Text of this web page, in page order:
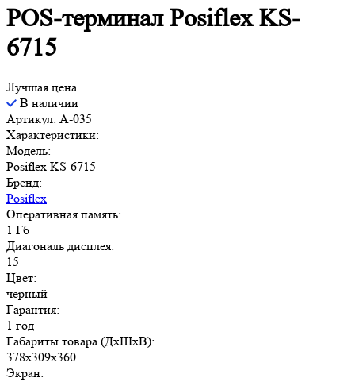
POS-терминал Posiflex KS-
6715
Лучшая цена
В наличии
Артикул: A-035
Характеристики:
Модель:
Posiflex KS-6715
Бренд:
Posiflex
Оперативная память:
1 Гб
Диагональ дисплея:
15
Цвет:
черный
Гарантия:
1 год
Габариты товара (ДxШxВ):
378x309x360
Экран: